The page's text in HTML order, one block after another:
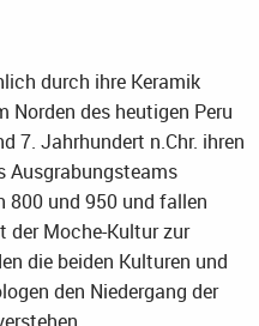
durch ihre Keramik
des heutigen Peru
7. Jahrhundert n.Chr. ihren
Ausgrabungsteams
800 und 950 und fallen
der Moche-Kultur zur
die beiden Kulturen und
den Niedergang der